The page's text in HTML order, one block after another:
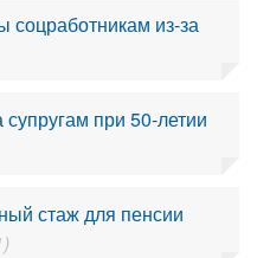
из-за
при 50-летии
стаж для пенсии